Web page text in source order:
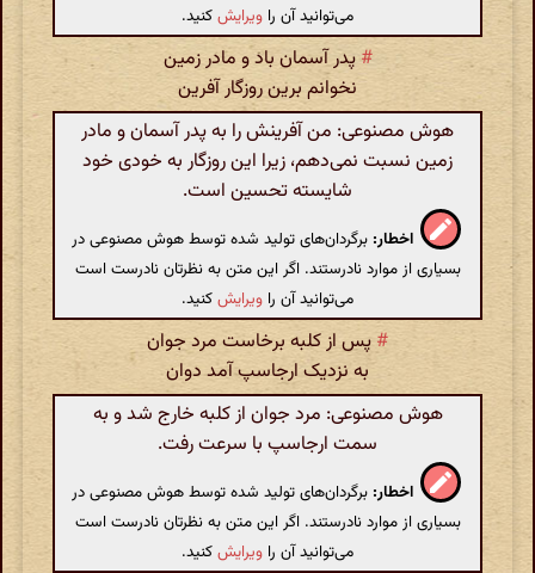
می‌توانید آن را ویرایشکنید.
#پدر آسمان باد و مادر زمین
نخوانم برین روزگار آفرین
هوش مصنوعی: من آفرینش را به پدر آسمان و مادر
زمین نسبت نمی‌دهم، زیرا این روزگار به خودی خود
شایسته تحسین است.
اخطار: برگردان‌های تولید شده توسط هوش مصنوعی در
بسیاری از موارد نادرستند. اگر این متن به نظرتان نادرست است
می‌توانید آن را ویرایشکنید.
# پس از کلبه برخاست مرد جوان
به نزدیک ارجاسپ آمد دوان
هوش مصنوعی: مرد جوان از کلبه خارج شد و به
سمت ارجاسپ با سرعت رفت.
اخطار: برگردان‌های تولید شده توسط هوش مصنوعی در
بسیاری از موارد نادرستند. اگر این متن به نظرتان نادرست است
می‌توانید آن را ویرایشکنید.